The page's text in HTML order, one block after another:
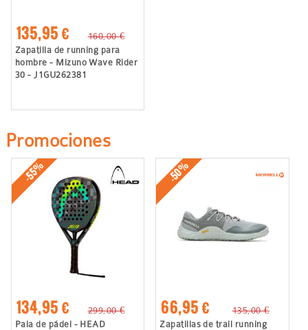
135,95 €
160,00 €
Zapatilla de running para
hombre - Mizuno Wave Rider
30 - J1GU262381
Promociones
-55%
134,95 €
299,00 €
Pala de pádel - HEAD
-50%
66,95 €
135,00 €
Zapatillas de trail running